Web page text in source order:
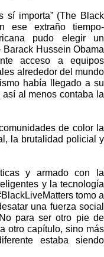
sí importa” (The Black
ese extraño tiempo-
pudo elegir un
Hussein Obama
acceso a equipos
alrededor del mundo
había llegado a su
al menos contaba la
de color la
la brutalidad policial y
y armado con la
y la tecnología
tomo a
una fuerza social
para ser otro pie de
otro capítulo, sino más
estaba siendo